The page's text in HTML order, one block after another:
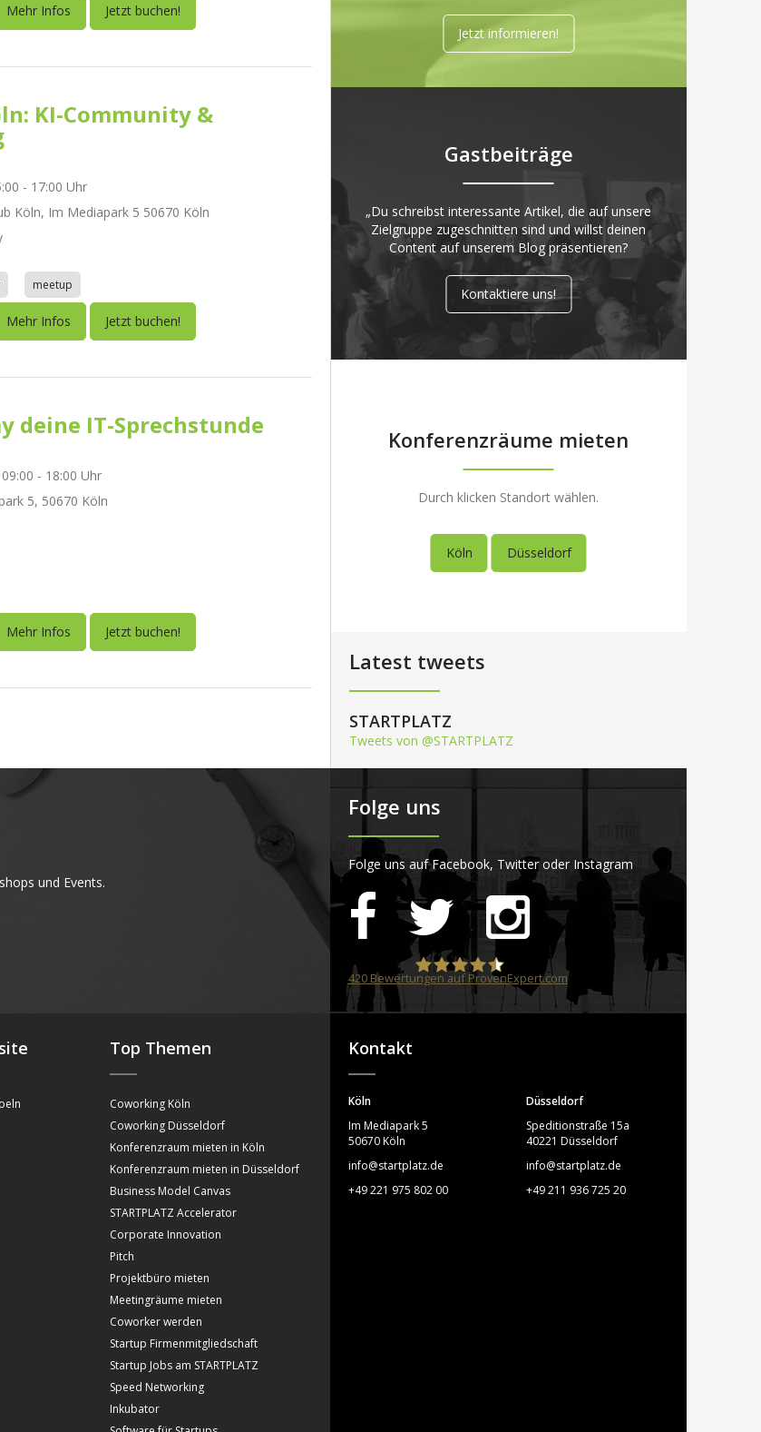
Mehr Infos Jetzt buchen!
KI-Community &
- 17:00 Uhr
Köln, Im Mediapark 5 50670 Köln
meetup
Mehr Infos Jetzt buchen!
deine IT-Sprechstunde
- 18:00 Uhr
5, 50670 Köln
Mehr Infos Jetzt buchen!
Jetzt informieren!
Gastbeiträge
„Du schreibst interessante Artikel, die auf unsere
Zielgruppe zugeschnitten sind und willst deinen
Content auf unserem Blog präsentieren?
Kontaktiere uns!
Konferenzräume mieten
Durch klicken Standort wählen.
Köln Düsseldorf
Latest tweets
STARTPLATZ
Tweets von @STARTPLATZ
und Events.
Folge uns
Folge uns auf Facebook, Twitter oder Instagram
STARTPLATZ
420Bewertungen auf ProvenExpert.com
Top Themen
Coworking Köln
Coworking Düsseldorf
Konferenzraum mieten in Köln
Konferenzraum mieten in Düsseldorf
Business Model Canvas
STARTPLATZ Accelerator
Corporate Innovation
Pitch
Projektbüro mieten
Meetingräume mieten
Coworker werden
Startup Firmenmitgliedschaft
Startup Jobs am STARTPLATZ
Speed Networking
Inkubator
Kontakt
Köln
Im Mediapark 5
50670 Köln
info@startplatz.de
+49 221 975 802 00
Düsseldorf
Speditionstraße 15a
40221 Düsseldorf
info@startplatz.de
+49 211 936 725 20